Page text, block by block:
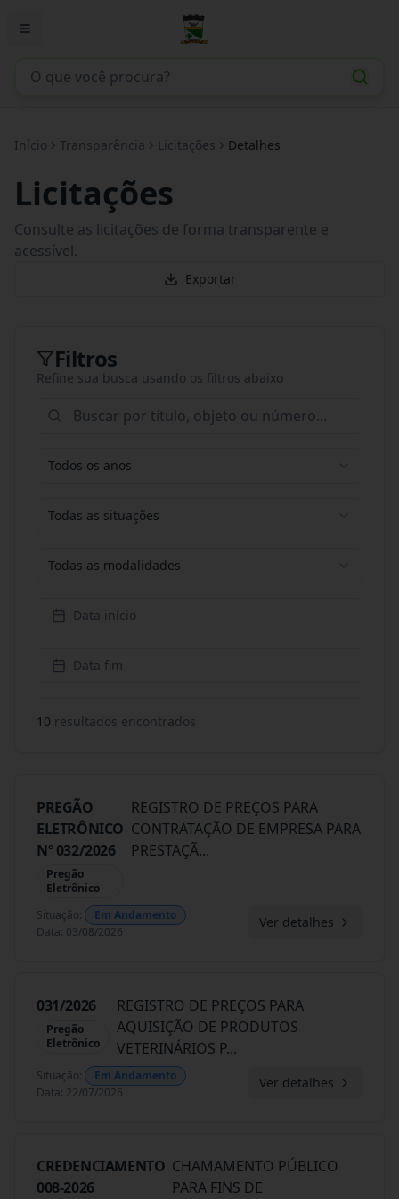
Início Transparência Licitações Detalhes
Licitações
Consulte as licitações de forma transparente e
acessível.
Exportar
Filtros
Refine sua busca usando os filtros abaixo
Todos os anos
Todas as situações
Todas as modalidades
Data início
Data fim
10 resultados encontrados
PREGÃO
ELETRÔNICO
Nº 032/2026
Pregão
Eletrônico
REGISTRO DE PREÇOS PARA
CONTRATAÇÃO DE EMPRESA PARA
PRESTAÇÃ...
Situação:
Em Andamento
Data: 03/08/2026
Ver detalhes
031/2026
Pregão
Eletrônico
REGISTRO DE PREÇOS PARA
AQUISIÇÃO DE PRODUTOS
VETERINÁRIOS P...
Situação:
Em Andamento
Data: 22/07/2026
Ver detalhes
CREDENCIAMENTO
008-2026
CHAMAMENTO PÚBLICO
PARA FINS DE